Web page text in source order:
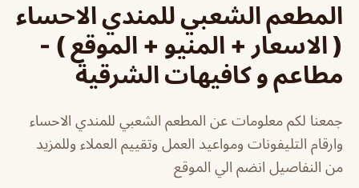
المطعم الشعبي للمندي الاحساء
( الاسعار + المنيو + الموقع ) -
مطاعم و كافيهات الشرقية
جمعنا لكم معلومات عن المطعم الشعبي للمندي الاحساء
وارقام التليفونات ومواعيد العمل وتقييم العملاء وللمزيد
من النفاصيل انضم الي الموقع